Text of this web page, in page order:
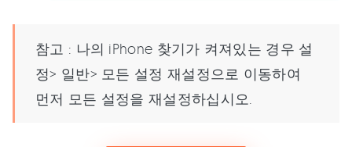
참고 : 나의 iPhone 찾기가 켜져있는 경우 설
정> 일반> 모든 설정 재설정으로 이동하여
먼저 모든 설정을 재설정하십시오.